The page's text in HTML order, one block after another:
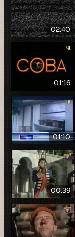
02:40
01:16
01:10
00:39